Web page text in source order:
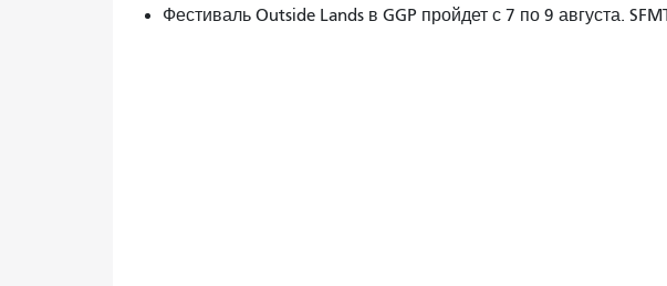
Фестиваль Outside Lands в GGP пройдет с 7 по 9 августа.